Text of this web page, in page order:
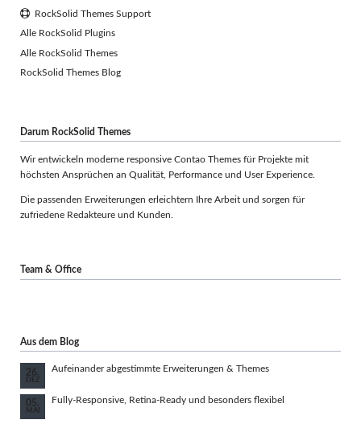
RockSolid Themes Support
Alle RockSolid Plugins
Alle RockSolid Themes
RockSolid Themes Blog
Darum RockSolid Themes
Wir entwickeln moderne responsive Contao Themes für Projekte mit
höchsten Ansprüchen an Qualität, Performance und User Experience.
Die passenden Erweiterungen erleichtern Ihre Arbeit und sorgen für
zufriedene Redakteure und Kunden.
Team & Office
Aus dem Blog
26.
DEZ
Aufeinander abgestimmte Erweiterungen & Themes
05.
MAI
Fully-Responsive, Retina-Ready und besonders flexibel